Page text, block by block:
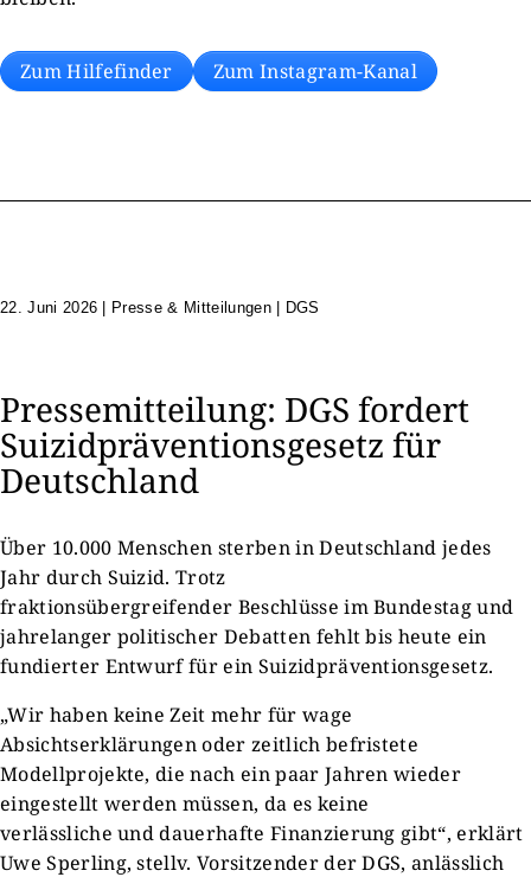
Zum Hilfefinder Zum Instagram-Kanal
22. Juni 2026 | Presse & Mitteilungen | DGS
Pressemitteilung: DGS fordert
Suizidpräventionsgesetz für
Deutschland
Über 10.000 Menschen sterben in Deutschland jedes
Jahr durch Suizid. Trotz
fraktionsübergreifender Beschlüsse im Bundestag und
jahrelanger politischer Debatten fehlt bis heute ein
fundierter Entwurf für ein Suizidpräventionsgesetz.
„Wir haben keine Zeit mehr für wage
Absichtserklärungen oder zeitlich befristete
Modellprojekte, die nach ein paar Jahren wieder
eingestellt werden müssen, da es keine
verlässliche und dauerhafte Finanzierung gibt“, erklärt
Uwe Sperling, stellv. Vorsitzender der DGS, anlässlich